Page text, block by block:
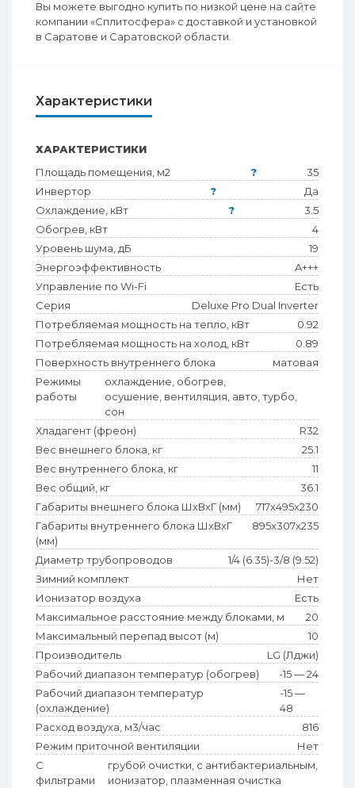
Вы можете выгодно купить по низкой цене на сайте
компании «Сплитосфера» с доставкой и установкой
в Саратове и Саратовской области.
Характеристики
ХАРАКТЕРИСТИКИ
Площадь помещения, м2
?
35
Инвертор
?
Да
Охлаждение, кВт
?
3.5
Обогрев, кВт
4
Уровень шума, дБ
19
Энергоэффективность
A+++
Управление по Wi-Fi
Есть
Серия
Deluxe Pro Dual Inverter
Потребляемая мощность на тепло, кВт
0.92
Потребляемая мощность на холод, кВт
0.89
Поверхность внутреннего блока
матовая
Режимы
работы
охлаждение, обогрев,
осушение, вентиляция, авто, турбо,
сон
Хладагент (фреон)
R32
Вес внешнего блока, кг
25.1
Вес внутреннего блока, кг
11
Вес общий, кг
36.1
Габариты внешнего блока ШхВхГ (мм)
717x495x230
Габариты внутреннего блока ШхВхГ
(мм)
895x307x235
Диаметр трубопроводов
1/4 (6.35)-3/8 (9.52)
Зимний комплект
Нет
Ионизатор воздуха
Есть
Максимальное расстояние между блоками, м
20
Максимальный перепад высот (м)
10
Производитель
LG (Лджи)
Рабочий диапазон температур (обогрев)
-15 — 24
Рабочий диапазон температур
(охлаждение)
-15 —
48
Расход воздуха, м3/час
816
Режим приточной вентиляции
Нет
С
фильтрами
грубой очистки, с антибактериальным,
ионизатор, плазменная очистка